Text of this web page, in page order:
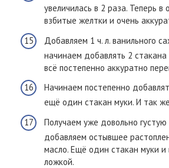
увеличилась в 2 раза. Теперь в
взбитые желтки и очень
Добавляем 1 ч. л. ванильного
начинаем добавлять 2
всё постепенно аккуратно
Начинаем постепенно
ещё один стакан муки. И так
Получаем уже довольно густую
добавляем остывшее
масло. Ещё один стакан муки
ложкой.